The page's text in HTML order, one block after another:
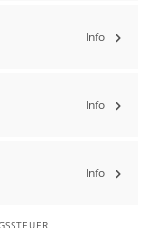
Info
Info
Info